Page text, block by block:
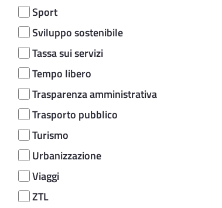
Sport
Sviluppo sostenibile
Tassa sui servizi
Tempo libero
Trasparenza amministrativa
Trasporto pubblico
Turismo
Urbanizzazione
Viaggi
ZTL